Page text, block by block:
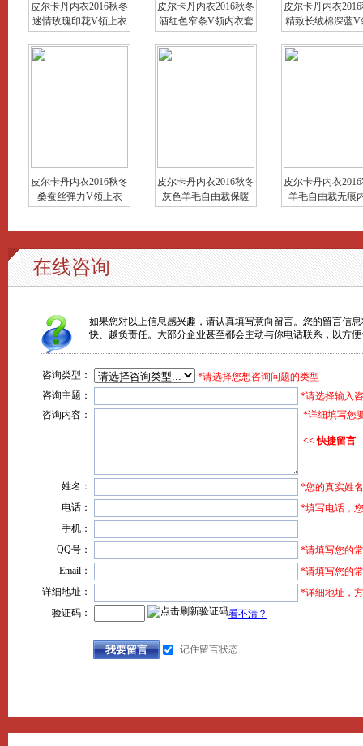
皮尔卡丹内衣2016秋冬
迷情玫瑰印花V领上衣
皮尔卡丹内衣2016秋冬
酒红色窄条V领内衣套
皮尔卡丹内衣
精致长绒棉深蓝V
皮尔卡丹内衣2016秋冬
桑蚕丝弹力V领上衣
皮尔卡丹内衣2016秋冬
灰色羊毛自由裁保暖
皮尔卡丹内衣
羊毛自由裁无痕
在线咨询